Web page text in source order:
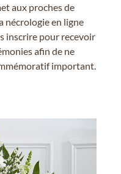
aux proches de
nécrologie en ligne
inscrire pour recevoir
afin de ne
important.